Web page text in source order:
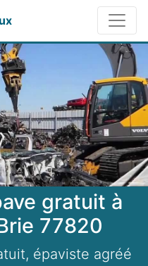
gratuit à
77820
épaviste agréé